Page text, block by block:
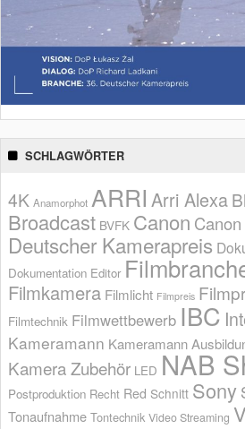
SCHLAGWÖRTER
4K Anamorphot ARRI Arri Alexa
Broadcast BVFK Canon
Deutscher Kamerapreis
Dokumentation Editor
Filmkamera Filmlicht Filmpreis
Filmtechnik Filmwettbewerb IBC
Kameramann Kameramann
Kamera Zubehör LED NAB
Postproduktion Recht Red Schnitt Sony
Tonaufnahme Tontechnik Video Streaming